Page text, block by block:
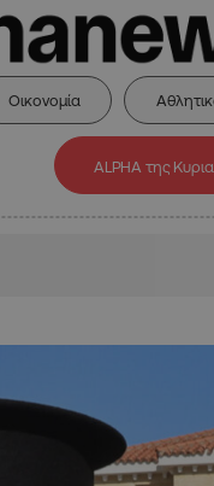
Οικονομία
ALPHA της